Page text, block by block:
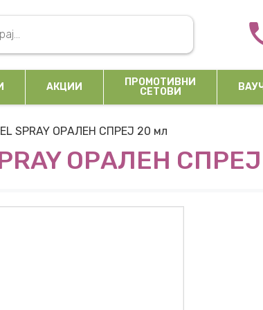
АКЦИИ
ПРОМОТИВНИ
СЕТОВИ
SPRAY ОРАЛЕН СПРЕЈ 20 мл
ОРАЛЕН